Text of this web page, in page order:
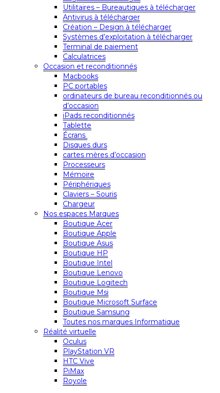
Utilitaires – Bureautiques à télécharger
Antivirus à télécharger
Création – Design à télécharger
Systèmes d’exploitation à télécharger
Terminal de paiement
Calculatrices
Occasion et reconditionnés
Macbooks
PC portables
ordinateurs de bureau reconditionnés ou
d’occasion
iPads reconditionnés
Tablette
Écrans
Disques durs
cartes mères d’occasion
Processeurs
Mémoire
Périphériques
Claviers – Souris
Chargeur
Nos espaces Marques
Boutique Acer
Boutique Apple
Boutique Asus
Boutique HP
Boutique Intel
Boutique Lenovo
Boutique Logitech
Boutique Msi
Boutique Microsoft Surface
Boutique Samsung
Toutes nos marques Informatique
Réalité virtuelle
Oculus
PlayStation VR
HTC Vive
PiMax
Royole